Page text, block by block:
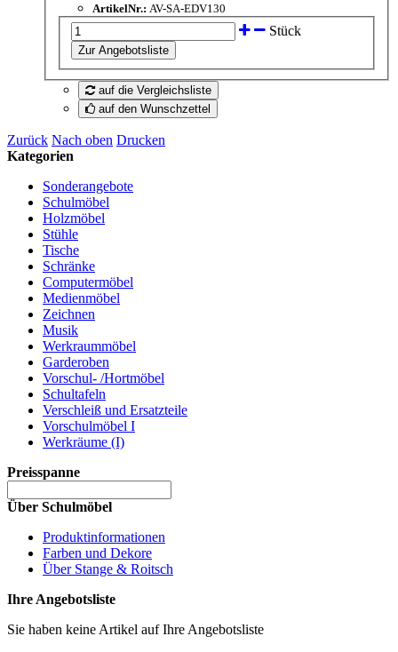
ArtikelNr.: AV-SA-EDV130
Stück
auf die Vergleichsliste
auf den Wunschzettel
Zurück Nach oben Drucken
Kategorien
Sonderangebote
Schulmöbel
Holzmöbel
Stühle
Tische
Schränke
Computermöbel
Medienmöbel
Zeichnen
Musik
Werkraummöbel
Garderoben
Vorschul- /Hortmöbel
Schultafeln
Verschleiß und Ersatzteile
Vorschulmöbel I
Werkräume (I)
Preisspanne
Über Schulmöbel
Produktinformationen
Farben und Dekore
Über Stange & Roitsch
Ihre Angebotsliste
Sie haben keine Artikel auf Ihre Angebotsliste